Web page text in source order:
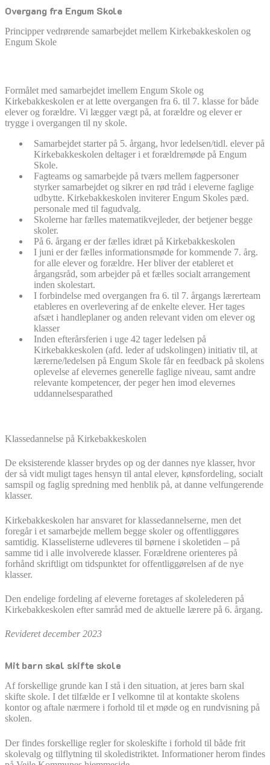
Overgang fra Engum Skole
Principper vedrørende samarbejdet mellem Kirkebakkeskolen og
Engum Skole
Formålet med samarbejdet imellem Engum Skole og
Kirkebakkeskolen er at lette overgangen fra 6. til 7. klasse for både
elever og forældre. Vi lægger vægt på, at forældre og elever er
trygge i overgangen til ny skole.
Samarbejdet starter på 5. årgang, hvor ledelsen/tidl. elever på
Kirkebakkeskolen deltager i et forældremøde på Engum
Skole.
Fagteams og samarbejde på tværs mellem fagpersoner
styrker samarbejdet og sikrer en rød tråd i eleverne faglige
udbytte. Kirkebakkeskolen inviterer Engum Skoles pæd.
personale med til fagudvalg.
Skolerne har fælles matematikvejleder, der betjener begge
skoler.
På 6. årgang er der fælles idræt på Kirkebakkeskolen
I juni er der fælles informationsmøde for kommende 7. årg.
for alle elever og forældre. Her bliver der etableret et
årgangsråd, som arbejder på et fælles socialt arrangement
inden skolestart.
I forbindelse med overgangen fra 6. til 7. årgangs lærerteam
etableres en overlevering af de enkelte elever. Her tages
afsæt i handleplaner og anden relevant viden om elever og
klasser
Inden efterårsferien i uge 42 tager ledelsen på
Kirkebakkeskolen (afd. leder af udskolingen) initiativ til, at
lærerne/ledelsen på Engum Skole får en feedback på skolens
oplevelse af elevernes generelle faglige niveau, samt andre
relevante kompetencer, der peger hen imod elevernes
uddannelsesparathed
Klassedannelse på Kirkebakkeskolen
De eksisterende klasser brydes op og der dannes nye klasser, hvor
der så vidt muligt tages hensyn til antal elever, kønsfordeling, socialt
samspil og faglig spredning med henblik på, at danne velfungerende
klasser.
Kirkebakkeskolen har ansvaret for klassedannelserne, men det
foregår i et samarbejde mellem begge skoler og offentliggøres
samtidig. Klasselisterne udleveres til børnene i skoletiden – på
samme tid i alle involverede klasser. Forældrene orienteres på
forhånd skriftligt om tidspunktet for offentliggørelsen af de nye
klasser.
Den endelige fordeling af eleverne foretages af skolelederen på
Kirkebakkeskolen efter samråd med de aktuelle lærere på 6. årgang.
Revideret december 2023
Mit barn skal skifte skole
Af forskellige grunde kan I stå i den situation, at jeres barn skal
skifte skole. I det tilfælde er I velkomne til at kontakte skolens
kontor og aftale nærmere i forhold til et møde og en rundvisning på
skolen.
Der findes forskellige regler for skoleskifte i forhold til både frit
skolevalg og tilflytning til skoledistriktet. Informationer herom findes